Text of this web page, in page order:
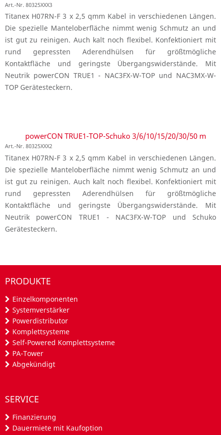
Art.-Nr. 80325XXX3
Titanex H07RN-F 3 x 2,5 qmm Kabel in verschiedenen Längen.
Die spezielle Manteloberfläche nimmt wenig Schmutz an und
ist gut zu reinigen. Auch kalt noch flexibel. Konfektioniert mit
rund gepressten Aderendhülsen für größtmögliche
Kontaktfläche und geringste Übergangswiderstände. Mit
Neutrik powerCON TRUE1 - NAC3FX-W-TOP und NAC3MX-W-
TOP Gerätesteckern.
powerCON TRUE1-TOP-Schuko 3/6/10/15/20/30/50 m
Art.-Nr. 80325XXX2
Titanex H07RN-F 3 x 2,5 qmm Kabel in verschiedenen Längen.
Die spezielle Manteloberfläche nimmt wenig Schmutz an und
ist gut zu reinigen. Auch kalt noch flexibel. Konfektioniert mit
rund gepressten Aderendhülsen für größtmögliche
Kontaktfläche und geringste Übergangswiderstände. Mit
Neutrik powerCON TRUE1 - NAC3FX-W-TOP und Schuko
Gerätesteckern.
PRODUKTE
Einzelkomponenten
Systemverstärker
Powerdistributor
Komplettsysteme
Self-Powered Komplettsysteme
PA-Tower
Abgekündigt
SERVICE
Finanzierung
Dauermiete mit Kaufoption